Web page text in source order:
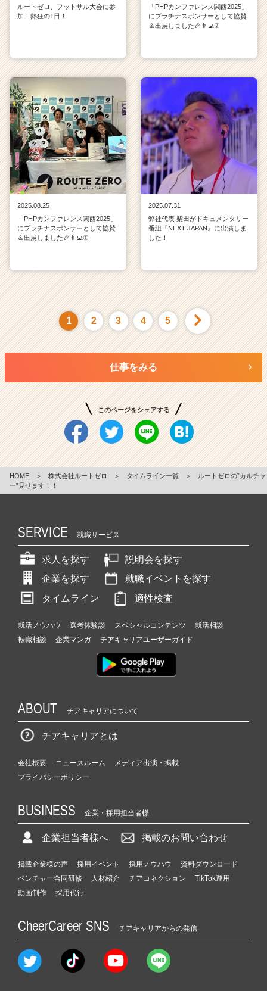
ルートゼロ、フットサル大会に参
加！熱狂の1日！
「PHPカンファレンス関西2025」
にプラチナスポンサーとして協賛
＆出展しました🎉👩‍💻②
2025.08.25
「PHPカンファレンス関西2025」
にプラチナスポンサーとして協賛
＆出展しました🎉👩‍💻①
2025.07.31
弊社代表 柴田がドキュメンタリー
番組『NEXT JAPAN』に出演しま
した！
1 2 3 4 5
仕事をみる
このページをシェアする
HOME ＞ 株式会社ルートゼロ ＞ タイムライン一覧 ＞
ルートゼロの”カルチャ
ー”見せます！！
SERVICE 就職サービス
求人を探す
説明会を探す
企業を探す
就職イベントを探す
タイムライン
適性検査
就活ノウハウ 選考体験談 スペシャルコンテンツ
就活相談
転職相談
企業マンガ チアキャリアユーザーガイド
ABOUT チアキャリアについて
チアキャリアとは
会社概要 ニュースルーム
メディア出演・掲載
プライバシーポリシー
BUSINESS 企業・採用担当者様
企業担当者様へ 掲載のお問い合わせ
掲載企業様の声 採用イベント 採用ノウハウ
資料ダウンロード
ベンチャー合同研修
人材紹介 チアコネクション
TikTok運用
動画制作
採用代行
CheerCareer SNS チアキャリアからの発信